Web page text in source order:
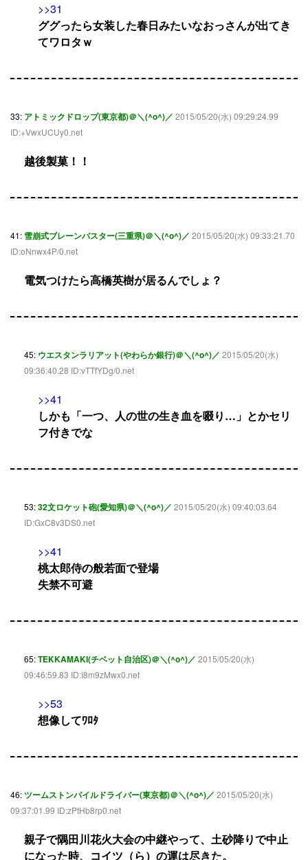
>>31
ググったら女装した春日みたいなおっさんが出てき
てワロタｗ
33: アトミックドロップ(東京都)＠＼(^o^)／ 2015/05/20(水) 09:29:24.99
ID:+VwxUCUy0.net
越後製菓！！
41: 雪崩式ブレーンバスター(三重県)＠＼(^o^)／ 2015/05/20(水) 09:33:21.70
ID:oNnwx4P/0.net
電気つけたら高橋英樹が居るんでしょ？
45: ウエスタンラリアット(やわらか銀行)＠＼(^o^)／ 2015/05/20(水)
09:36:40.28 ID:vTTfYDg/0.net
>>41
しかも「一つ、人の世の生き血を啜り…」とかセリ
フ付きでな
53:32文ロケット砲(愛知県)＠＼(^o^)／ 2015/05/20(水) 09:40:03.64
ID:GxC8v3DS0.net
>>41
桃太郎侍の般若面で登場
失禁不可避
65:TEKKAMAKI(チベット自治区)＠＼(^o^)／ 2015/05/20(水)
09:46:59.83 ID:I8m9zMwx0.net
>>53
想像してﾜﾛﾀ
46:ツームストンパイルドライバー(東京都)＠＼(^o^)／ 2015/05/20(水)
09:37:01.99 ID:zPtHb8rp0.net
親子で隅田川花火大会の中継やって、土砂降りで中止
になった時、コイツ（ら）の運は尽きた。